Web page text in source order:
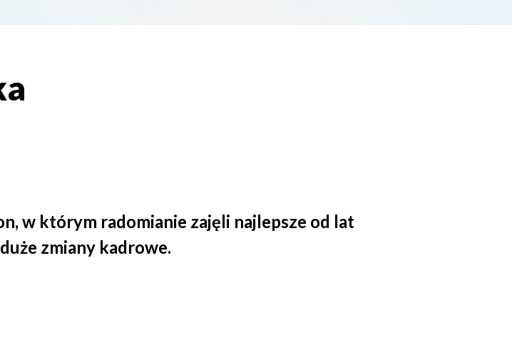
w którym radomianie zajęli najlepsze od lat
zmiany kadrowe.